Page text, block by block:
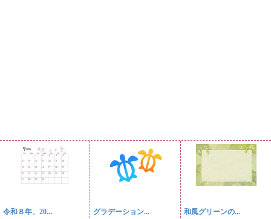
令和８年、20... グラデーション... 和風グリーンの...